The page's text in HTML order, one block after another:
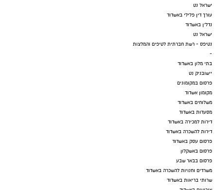
ישראל נט
עורך דין פלילי באשדוד
נדל"ן באשדוד
ישראל נט
נטיפס - רשת חברתית לטיפים והמלצות
-
בתי מלון באשדוד
יישובניק נט
פרסום במקומונים
מקומון אשדוד
משלוחים באשדוד
מסעדות באשדוד
דירות למכירה באשדוד
דירות להשכרה באשדוד
פרסום עסק באשדוד
פרסום באשקלון
פרסום בבאר שבע
משרדים וחנויות להשכרה באשדוד
שרותי בריאות באשדוד